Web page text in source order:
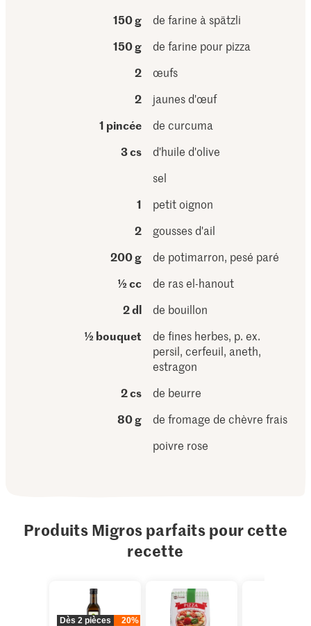
150 g
de farine à spätzli
150 g
de farine pour pizza
2
œufs
2
jaunes d'œuf
1 pincée
de curcuma
3 cs
d'huile d'olive
sel
1
petit oignon
2
gousses d'ail
200 g
de potimarron, pesé paré
½ cc
de ras el-hanout
2 dl
de bouillon
½ bouquet
de fines herbes, p. ex.
persil, cerfeuil, aneth,
estragon
2 cs
de beurre
80 g
de fromage de chèvre frais
poivre rose
Produits Migros parfaits pour cette
recette
Dès 2 pièces 20%